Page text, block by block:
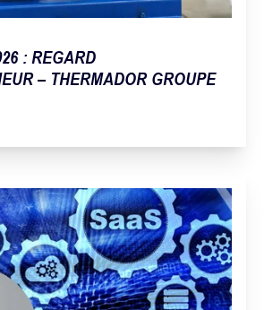
: REGARD
– THERMADOR GROUPE